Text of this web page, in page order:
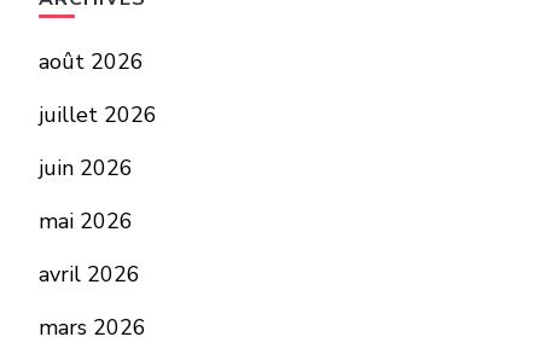
août 2026
juillet 2026
juin 2026
mai 2026
avril 2026
mars 2026